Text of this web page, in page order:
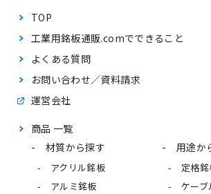
TOP
工業用銘板通販.comでできること
よくある質問
お問い合わせ／資料請求
運営会社
商品 一覧
材質から探す
アクリル銘板
アルミ銘板
用途か
定格
ケー